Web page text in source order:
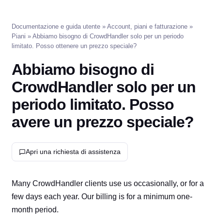
Documentazione e guida utente » Account, piani e fatturazione »
Piani » Abbiamo bisogno di CrowdHandler solo per un periodo
limitato. Posso ottenere un prezzo speciale?
Abbiamo bisogno di
CrowdHandler solo per un
periodo limitato. Posso
avere un prezzo speciale?
Apri una richiesta di assistenza
Many CrowdHandler clients use us occasionally, or for a
few days each year. Our billing is for a minimum one-
month period.